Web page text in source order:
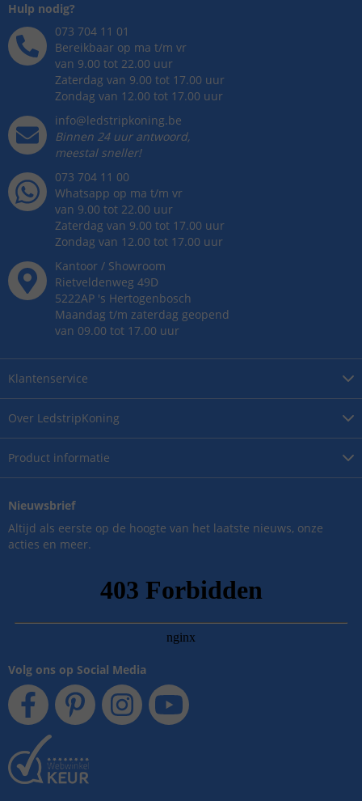
Over LedstripKoning
Product informatie
Klantenservice
Hulp nodig?
073 704 11 01
Bereikbaar op ma t/m vr
van 9.00 tot 22.00 uur
Zaterdag van 9.00 tot 17.00 uur
Zondag van 12.00 tot 17.00 uur
info@ledstripkoning.be
Binnen 24 uur antwoord,
meestal sneller!
073 704 11 00
Whatsapp op ma t/m vr
van 9.00 tot 22.00 uur
Zaterdag van 9.00 tot 17.00 uur
Zondag van 12.00 tot 17.00 uur
Kantoor / Showroom
Rietveldenweg 49D
5222AP 's Hertogenbosch
Maandag t/m zaterdag geopend
van 09.00 tot 17.00 uur
Nieuwsbrief
Altijd als eerste op de hoogte van het laatste nieuws, onze
acties en meer.
Volg ons op Social Media